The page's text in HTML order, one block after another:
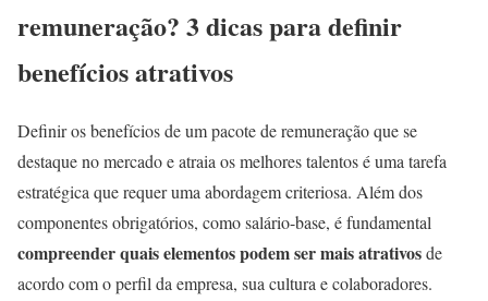
remuneração? 3 dicas para definir
benefícios atrativos
Definir os benefícios de um pacote de remuneração que se
destaque no mercado e atraia os melhores talentos é uma tarefa
estratégica que requer uma abordagem criteriosa. Além dos
componentes obrigatórios, como salário-base, é fundamental
compreender quais elementos podem ser mais atrativosde
acordo com o perfil da empresa, sua cultura e colaboradores.